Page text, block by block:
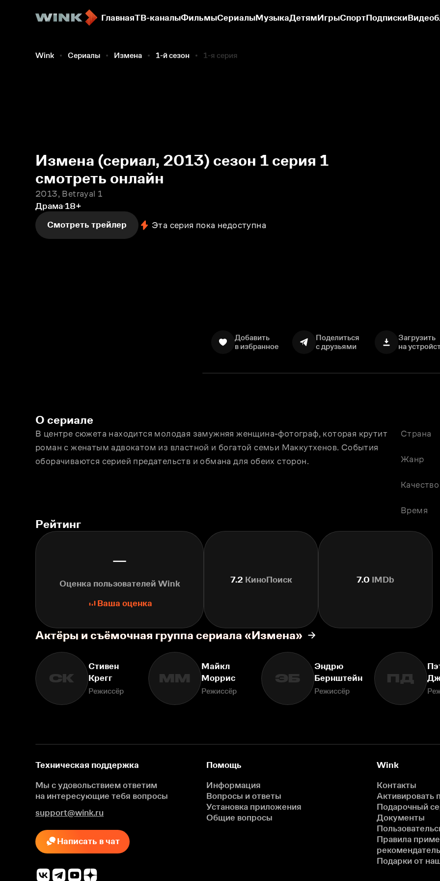
ГлавнаяТВ-каналыФильмыСериалыМузыкаДетямИгрыСпортПодписки
Wink Сериалы Измена 1-й сезон 1-я серия
Измена (сериал, 2013) сезон 1 серия 1
смотреть онлайн
2013, Betrayal 1
Драма 18+
Смотреть трейлер
Эта серия пока недоступна
Добавить
в избранное
Поделиться
с друзьями
Загрузить
на
О сериале
В центре сюжета находится молодая замужняя женщина-фотограф, которая крутит
роман с женатым адвокатом из властной и богатой семьи Маккутхенов. Cобытия
оборачиваются серией предательств и обмана для обеих сторон.
Страна
Жанр
Качество
Время
Рейтинг
—
Оценка пользователей Wink
Ваша оценка
7.2 КиноПоиск 7.0 IMDb
Актёры и съёмочная группа сериала «Измена»
СК
Стивен
Крегг
Режиссёр
ММ
Майкл
Моррис
Режиссёр
ЭБ
Эндрю
Бернштейн
Режиссёр
ПД
Техническая поддержка
Мы с удовольствием ответим
на интересующие тебя вопросы
support@wink.ru
Написать в чат
Помощь
Информация
Вопросы и ответы
Установка приложения
Общие вопросы
Wink
Контакты
Активировать
Подарочный
Документы
Правила
Подарки от